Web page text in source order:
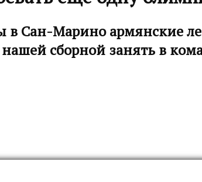
Сан-Марино армянские
сборной занять в